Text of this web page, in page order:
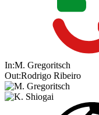
In:M. Gregoritsch
Out:Rodrigo Ribeiro